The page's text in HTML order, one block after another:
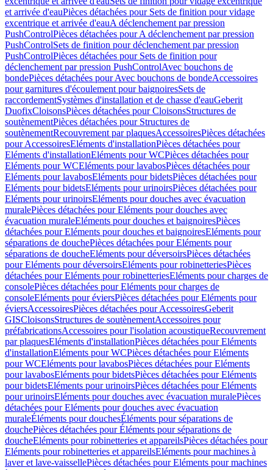
et arrivée d'eauPièces détachées pour Sets de finition pour vidage
excentrique et arrivée d'eauA déclenchement par pression
PushControlPièces détachées pour A déclenchement par pression
PushControlSets de finition pour déclenchement par pression
PushControlPièces détachées pour Sets de finition pour
déclenchement par pression PushControlAvec bouchons de
bondePièces détachées pour Avec bouchons de bondeAccessoires
pour garnitures d'écoulement pour baignoiresSets de
raccordementSystèmes d'installation et de chasse d'eauGeberit
DuofixCloisonsPièces détachées pour CloisonsStructures de
soutènementPièces détachées pour Structures de
soutènementRecouvrement par plaquesAccessoiresPièces détachées
pour AccessoiresEléments d'installationPièces détachées pour
Eléments d'installationEléments pour WCPièces détachées pour
Eléments pour WCEléments pour lavabosPièces détachées pour
Eléments pour lavabosEléments pour bidetsPièces détachées pour
Eléments pour bidetsEléments pour urinoirsPièces détachées pour
Eléments pour urinoirsEléments pour douches avec évacuation
muralePièces détachées pour Eléments pour douches avec
évacuation muraleEléments pour douches et baignoiresPièces
détachées pour Eléments pour douches et baignoiresEléments pour
séparations de douchePièces détachées pour Eléments pour
séparations de doucheEléments pour déversoirsPièces détachées
pour Eléments pour déversoirsEléments pour robinetteriesPièces
détachées pour Eléments pour robinetteriesEléments pour charges de
consolePièces détachées pour Eléments pour charges de
consoleEléments pour éviersPièces détachées pour Eléments pour
éviersAccessoiresPièces détachées pour AccessoiresGeberit
GISCloisonsStructures de soutènementAccessoires pour
préfabricationsAccessoires pour l'isolation acoustiqueRecouvrement
par plaquesEléments d'installationPièces détachées pour Eléments
d'installationEléments pour WCPièces détachées pour Eléments
pour WCEléments pour lavabosPièces détachées pour Eléments
pour lavabosEléments pour bidetsPièces détachées pour Eléments
pour bidetsEléments pour urinoirsPièces détachées pour Eléments
pour urinoirsEléments pour douches avec évacuation muralePièces
détachées pour Eléments pour douches avec évacuation
muraleÉléments pour douchesÉléments pour séparations de
douchePièces détachées pour Éléments pour séparations de
doucheEléments pour robinetteries et appareilsPièces détachées pour
Eléments pour robinetteries et appareilsEléments pour machines à
laver et lave-vaissellePièces détachées pour Eléments pour machines